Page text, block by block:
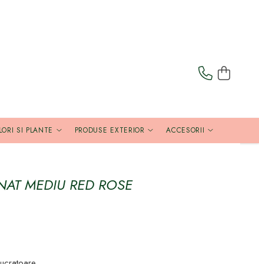
SI PLANTE PRODUSE EXTERIOR ACCESORII
MEDIU RED ROSE